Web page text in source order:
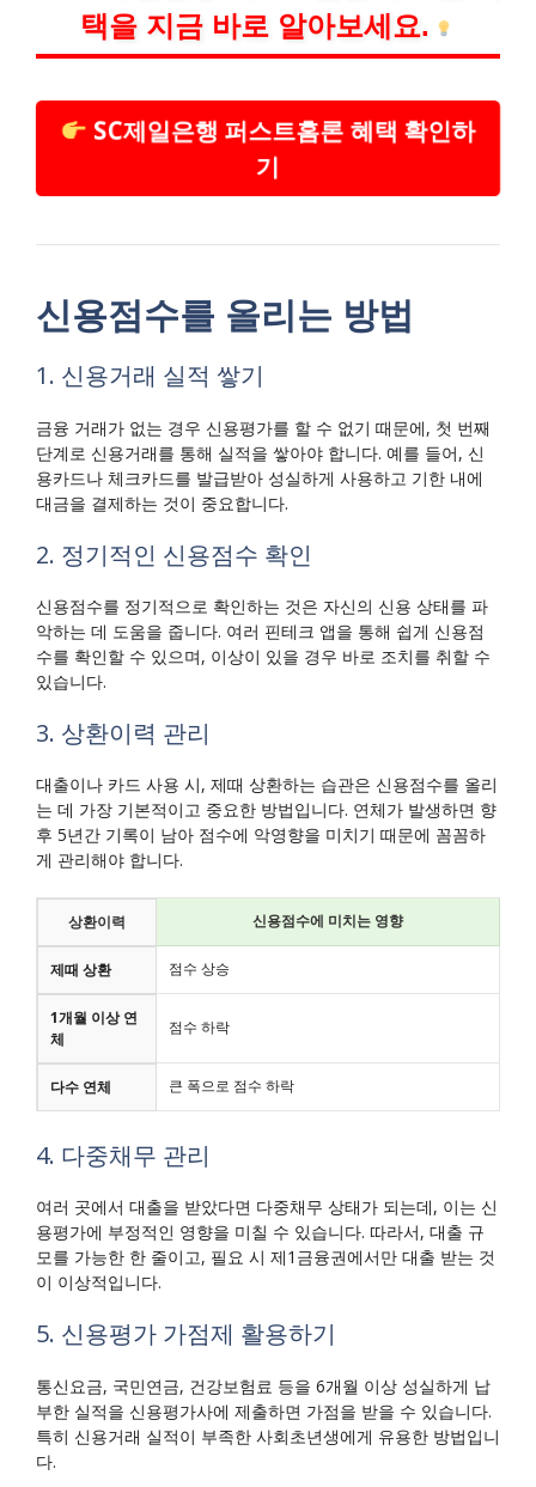
택을 지금 바로 알아보세요.
SC제일은행 퍼스트홈론 혜택 확인하
기
신용점수를 올리는 방법
1. 신용거래 실적 쌓기
금융 거래가 없는 경우 신용평가를 할 수 없기 때문에, 첫 번째
단계로 신용거래를 통해 실적을 쌓아야 합니다. 예를 들어, 신
용카드나 체크카드를 발급받아 성실하게 사용하고 기한 내에
대금을 결제하는 것이 중요합니다.
2. 정기적인 신용점수 확인
신용점수를 정기적으로 확인하는 것은 자신의 신용 상태를 파
악하는 데 도움을 줍니다. 여러 핀테크 앱을 통해 쉽게 신용점
수를 확인할 수 있으며, 이상이 있을 경우 바로 조치를 취할 수
있습니다.
3. 상환이력 관리
대출이나 카드 사용 시, 제때 상환하는 습관은 신용점수를 올리
는 데 가장 기본적이고 중요한 방법입니다. 연체가 발생하면 향
후 5년간 기록이 남아 점수에 악영향을 미치기 때문에 꼼꼼하
게 관리해야 합니다.
상환이력 신용점수에 미치는 영향
제때 상환 점수 상승
1개월 이상 연
체
점수 하락
다수 연체 큰 폭으로 점수 하락
4. 다중채무 관리
여러 곳에서 대출을 받았다면 다중채무 상태가 되는데, 이는 신
용평가에 부정적인 영향을 미칠 수 있습니다. 따라서, 대출 규
모를 가능한 한 줄이고, 필요 시 제1금융권에서만 대출 받는 것
이 이상적입니다.
5. 신용평가 가점제 활용하기
통신요금, 국민연금, 건강보험료 등을 6개월 이상 성실하게 납
부한 실적을 신용평가사에 제출하면 가점을 받을 수 있습니다.
특히 신용거래 실적이 부족한 사회초년생에게 유용한 방법입니
다.